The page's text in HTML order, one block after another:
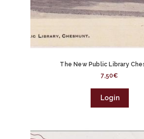
The New Public Library
7,50€
Login